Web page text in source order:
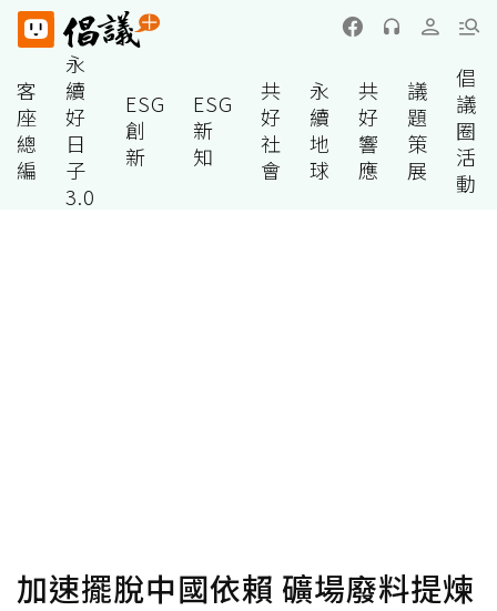
客
座
總
編
永
續
好
日
子
3.0
ESG
創
新
ESG
新
知
共
好
社
會
永
續
地
球
共
好
響
應
議
題
策
展
倡
議
圈
活
動
加速擺脫中國依賴 礦場廢料提煉